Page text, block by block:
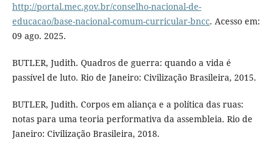
http://portal.mec.gov.br/conselho-nacional-de-
educacao/base-nacional-comum-curricular-bncc. Acesso em:
09 ago. 2025.
BUTLER, Judith. Quadros de guerra: quando a vida é
passível de luto. Rio de Janeiro: Civilização Brasileira, 2015.
BUTLER, Judith. Corpos em aliança e a política das ruas:
notas para uma teoria performativa da assembleia. Rio de
Janeiro: Civilização Brasileira, 2018.